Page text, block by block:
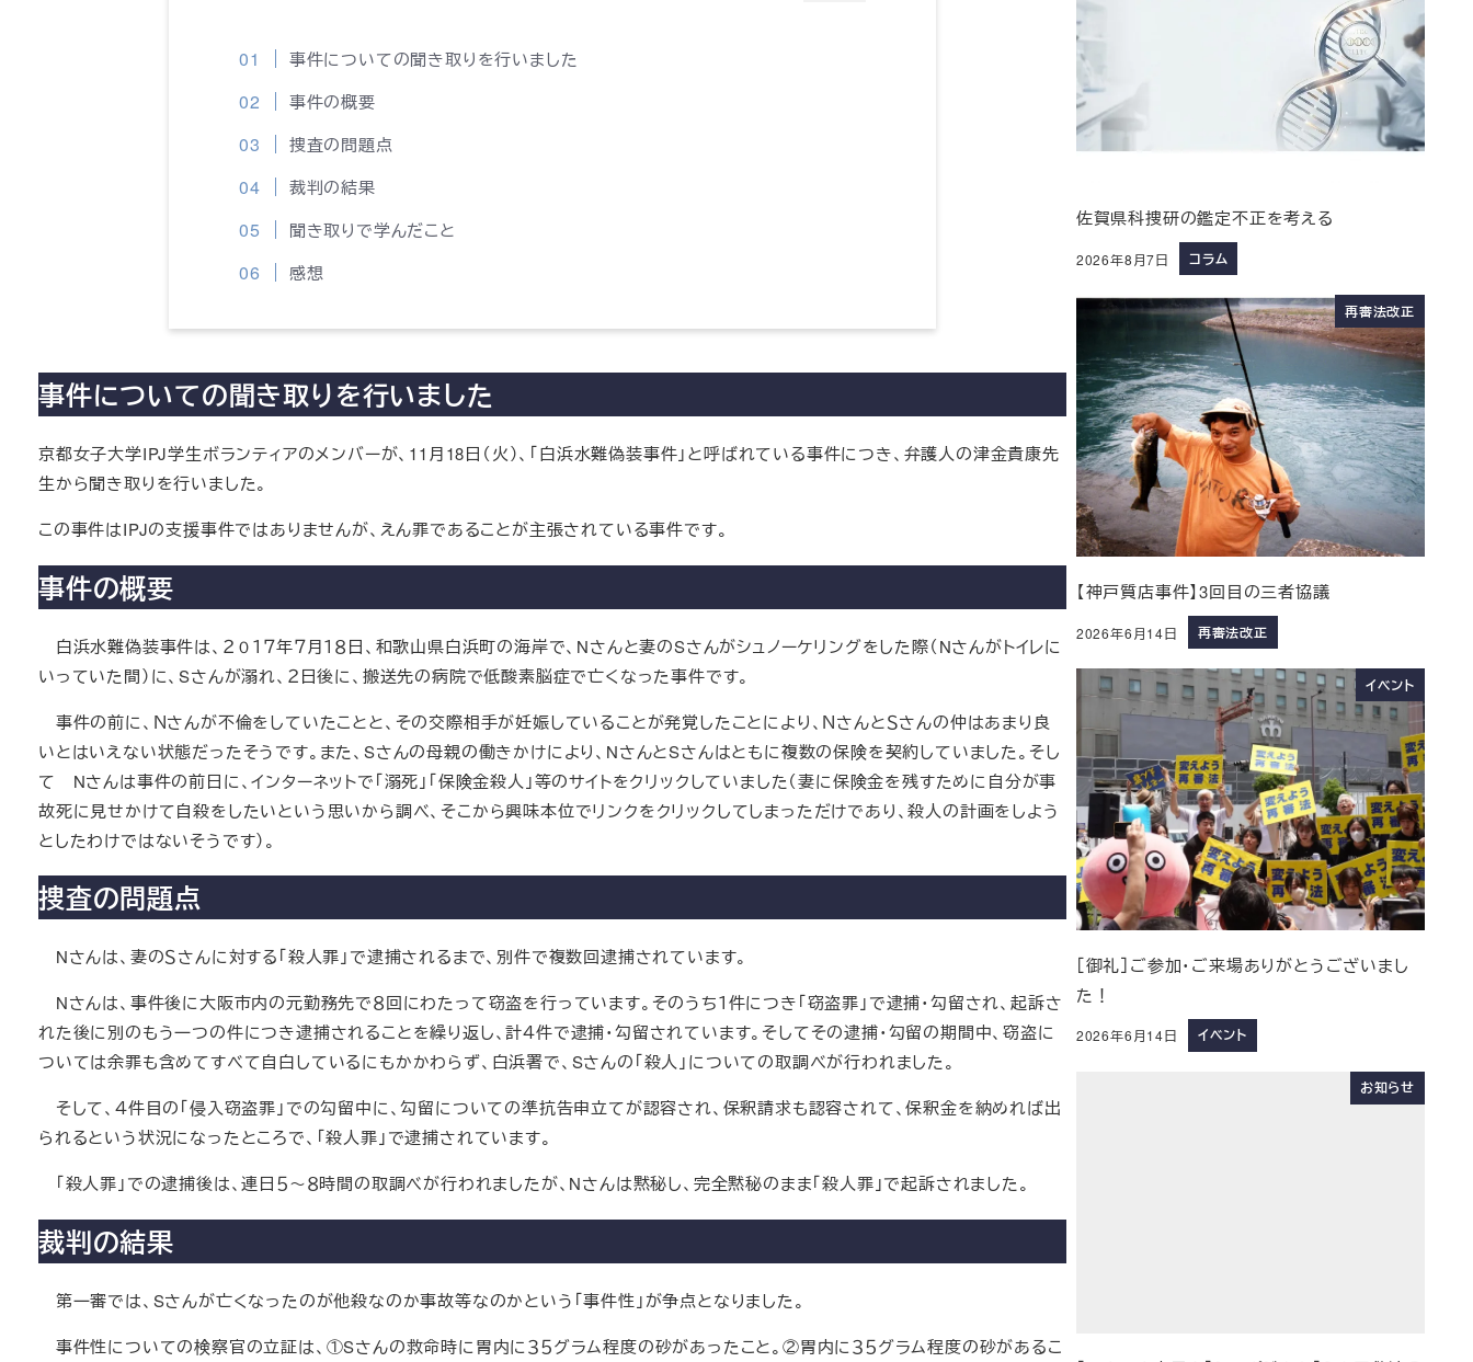
事件についての聞き取りを行いました
事件の概要
捜査の問題点
裁判の結果
聞き取りで学んだこと
感想
事件についての聞き取りを行いました
京都女子大学IPJ学生ボランティアのメンバーが、11月18日（火）、「白浜水難偽装事件」と呼ばれている事件につき、弁護人の津金貴康先
生から聞き取りを行いました。
この事件はIPJの支援事件ではありませんが、えん罪であることが主張されている事件です。
事件の概要
白浜水難偽装事件は、２０１７年７月１８日、和歌山県白浜町の海岸で、Nさんと妻のSさんがシュノーケリングをした際（Nさんがトイレに
いっていた間）に、Sさんが溺れ、２日後に、搬送先の病院で低酸素脳症で亡くなった事件です。
事件の前に、Ｎさんが不倫をしていたことと、その交際相手が妊娠していることが発覚したことにより、ＮさんとＳさんの仲はあまり良
いとはいえない状態だったそうです。また、Sさんの母親の働きかけにより、NさんとSさんはともに複数の保険を契約していました。そし
て Nさんは事件の前日に、インターネットで「溺死」「保険金殺人」等のサイトをクリックしていました（妻に保険金を残すために自分が事
故死に見せかけて自殺をしたいという思いから調べ、そこから興味本位でリンクをクリックしてしまっただけであり、殺人の計画をしよう
としたわけではないそうです）。
捜査の問題点
Nさんは、妻のＳさんに対する「殺人罪」で逮捕されるまで、別件で複数回逮捕されています。
Nさんは、事件後に大阪市内の元勤務先で８回にわたって窃盗を行っています。そのうち１件につき「窃盗罪」で逮捕・勾留され、起訴さ
れた後に別のもう一つの件につき逮捕されることを繰り返し、計４件で逮捕・勾留されています。そしてその逮捕・勾留の期間中、窃盗に
ついては余罪も含めてすべて自白しているにもかかわらず、白浜署で、Sさんの「殺人」についての取調べが行われました。
そして、４件目の「侵入窃盗罪」での勾留中に、勾留についての準抗告申立てが認容され、保釈請求も認容されて、保釈金を納めれば出
られるという状況になったところで、「殺人罪」で逮捕されています。
「殺人罪」での逮捕後は、連日５～８時間の取調べが行われましたが、Nさんは黙秘し、完全黙秘のまま「殺人罪」で起訴されました。
裁判の結果
第一審では、Sさんが亡くなったのが他殺なのか事故等なのかという「事件性」が争点となりました。
事件性についての検察官の立証は、①Sさんの救命時に胃内に３５グラム程度の砂があったこと。②胃内に３５グラム程度の砂があるこ
佐賀県科捜研の鑑定不正を考える
2026年8月7日 コラム
再審法改正
【神戸質店事件】3回目の三者協議
2026年6月14日 再審法改正
イベント
［御礼］ご参加・ご来場ありがとうございまし
た！
2026年6月14日 イベント
お知らせ